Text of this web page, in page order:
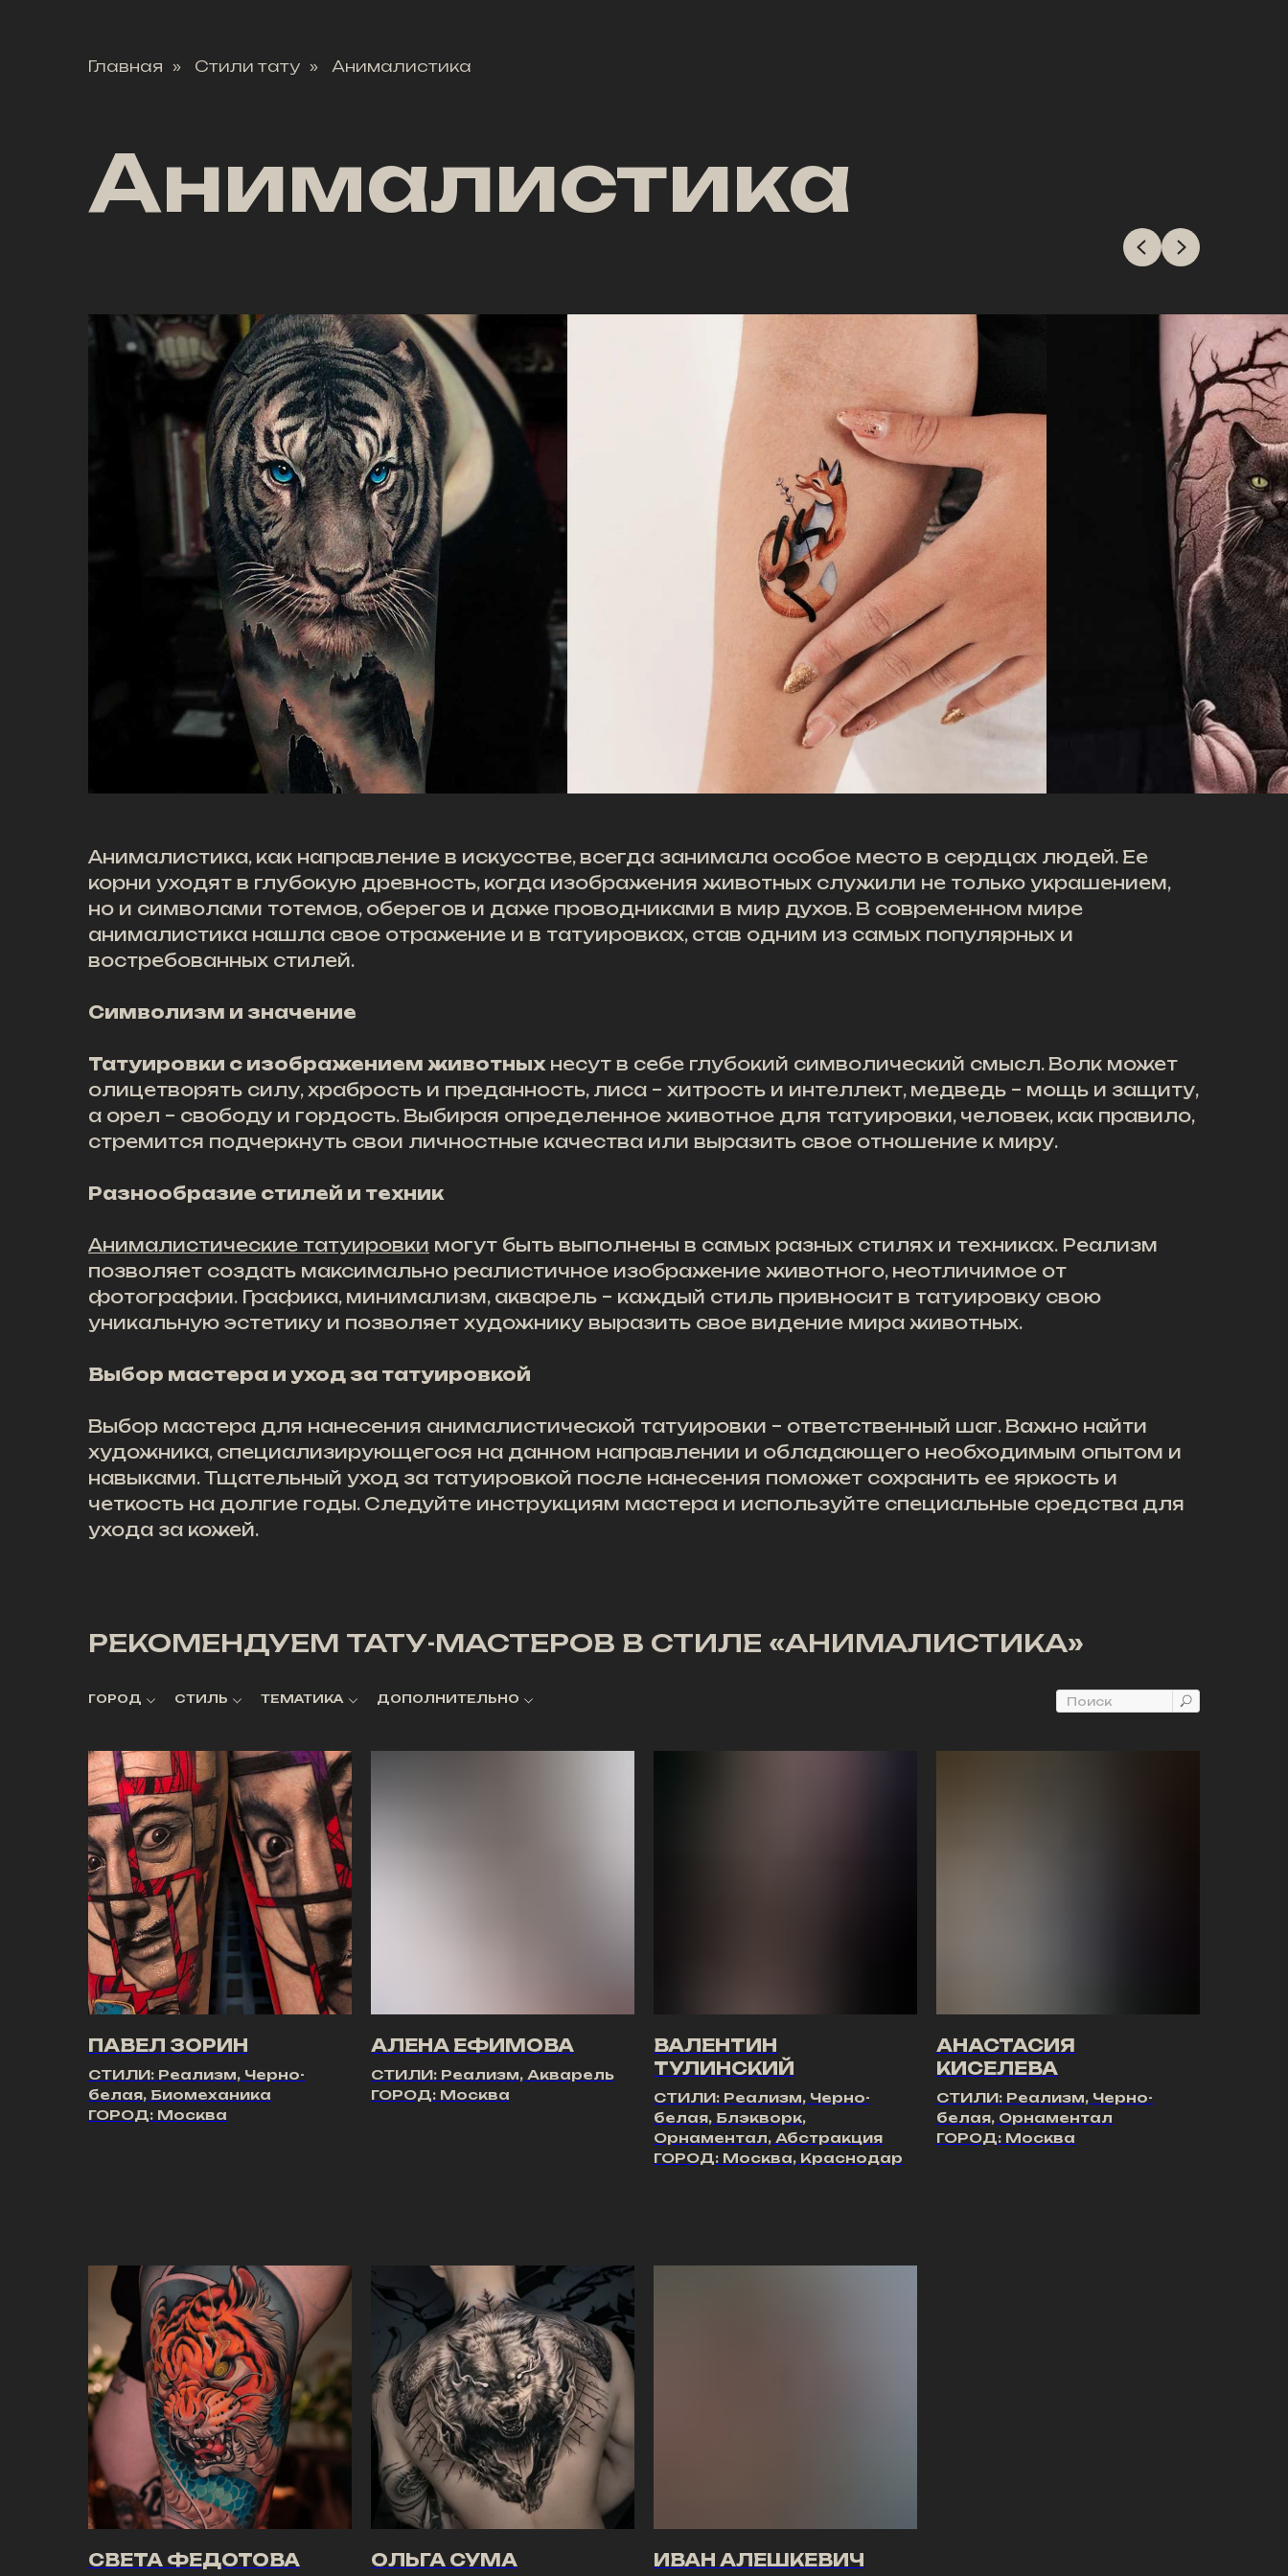
Главная » Стили тату » Анималистика
Анималистика
Анималистика, как направление в искусстве, всегда занимала особое место в сердцах людей. Ее
корни уходят в глубокую древность, когда изображения животных служили не только украшением,
но и символами тотемов, оберегов и даже проводниками в мир духов. В современном мире
анималистика нашла свое отражение и в татуировках, став одним из самых популярных и
востребованных стилей.
Символизм и значение
Татуировки с изображением животных несут в себе глубокий символический смысл. Волк может
олицетворять силу, храбрость и преданность, лиса – хитрость и интеллект, медведь – мощь и защиту,
а орел – свободу и гордость. Выбирая определенное животное для татуировки, человек, как правило,
стремится подчеркнуть свои личностные качества или выразить свое отношение к миру.
Разнообразие стилей и техник
Анималистические татуировки могут быть выполнены в самых разных стилях и техниках. Реализм
позволяет создать максимально реалистичное изображение животного, неотличимое от
фотографии. Графика, минимализм, акварель – каждый стиль привносит в татуировку свою
уникальную эстетику и позволяет художнику выразить свое видение мира животных.
Выбор мастера и уход за татуировкой
Выбор мастера для нанесения анималистической татуировки – ответственный шаг. Важно найти
художника, специализирующегося на данном направлении и обладающего необходимым опытом и
навыками. Тщательный уход за татуировкой после нанесения поможет сохранить ее яркость и
четкость на долгие годы. Следуйте инструкциям мастера и используйте специальные средства для
ухода за кожей.
РЕКОМЕНДУЕМ ТАТУ-МАСТЕРОВ В СТИЛЕ «АНИМАЛИСТИКА»
ГОРОД СТИЛЬ ТЕМАТИКА ДОПОЛНИТЕЛЬНО
ПАВЕЛ ЗОРИН
СТИЛИ: Реализм, Черно-
белая, Биомеханика
ГОРОД: Москва
АЛЕНА ЕФИМОВА
СТИЛИ: Реализм, Акварель
ГОРОД: Москва
ВАЛЕНТИН
ТУЛИНСКИЙ
СТИЛИ: Реализм, Черно-
белая, Блэкворк,
Орнаментал, Абстракция
ГОРОД: Москва, Краснодар
АНАСТАСИЯ
КИСЕЛЕВА
СТИЛИ: Реализм, Черно-
белая, Орнаментал
ГОРОД: Москва
СВЕТА ФЕДОТОВА ОЛЬГА СУМА ИВАН АЛЕШКЕВИЧ